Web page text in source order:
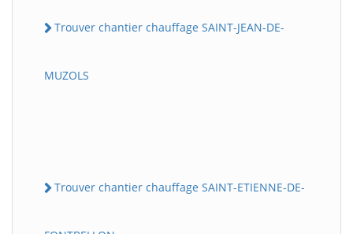
Trouver chantier chauffage SAINT-JEAN-DE-
MUZOLS
Trouver chantier chauffage SAINT-ETIENNE-DE-